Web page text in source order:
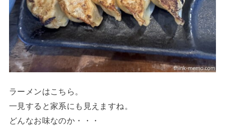
ラーメンはこちら。
一見すると家系にも見えますね。
どんなお味なのか・・・